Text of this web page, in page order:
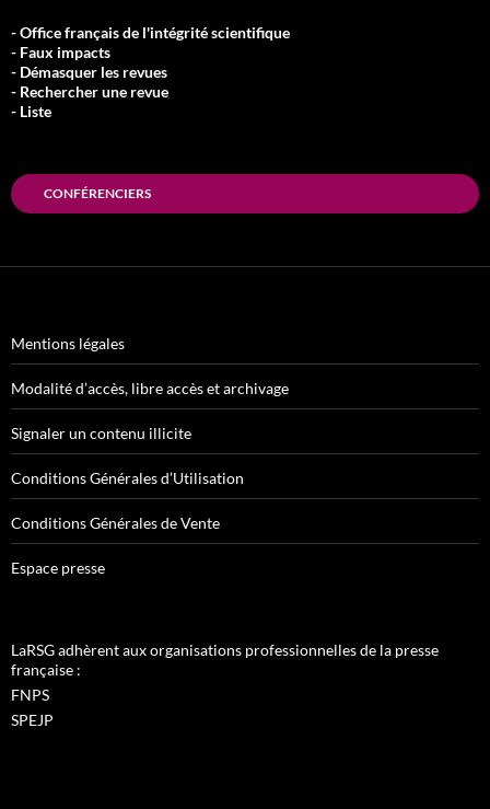
- Office français de l'intégrité scientifique
- Faux impacts
- Démasquer les revues
- Rechercher une revue
- Liste
CONFÉRENCIERS
Mentions légales
Modalité d’accès, libre accès et archivage
Signaler un contenu illicite
Conditions Générales d’Utilisation
Conditions Générales de Vente
Espace presse
LaRSG adhèrent aux organisations professionnelles de la presse
française :
FNPS
SPEJP